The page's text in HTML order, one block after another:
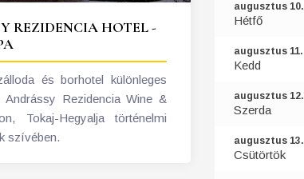
REZIDENCIA HOTEL -
és borhotel különleges
Rezidencia Wine &
Tokaj-Hegyalja történelmi
szívében.
augusztus 10.
Hétfő
augusztus 11.
Kedd
augusztus 12.
Szerda
augusztus 13.
Csütörtök